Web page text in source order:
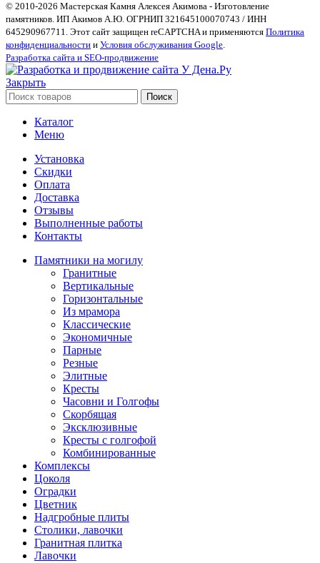
© 2010-2026 Мастерская Камня Алексея Акимова - Изготовление
памятников. ИП Акимов А.Ю. ОГРНИП 321645100070743 / ИНН
645290967711. Этот сайт защищен reCAPTCHA и применяются Политика
конфиденциальности и Условия обслуживания Google.
Разработка сайта и SEO-продвижение
Закрыть
Поиск
Каталог
Меню
Установка
Скидки
Оплата
Доставка
Отзывы
Выполненные работы
Контакты
Памятники на могилу
Гранитные
Вертикальные
Горизонтальные
Из мрамора
Классические
Экономичные
Парные
Резные
Элитные
Кресты
Часовни и Голгофы
Скорбящая
Эксклюзивные
Кресты с голгофой
Комбинированные
Комплексы
Цоколя
Оградки
Цветник
Надгробные плиты
Столики, лавочки
Гранитная плитка
Лавочки